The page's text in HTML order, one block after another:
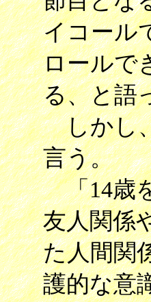
イコール
ロールで
る、と語
しかし、
言う。
「14歳を
友人関係
た人間関
護的な意